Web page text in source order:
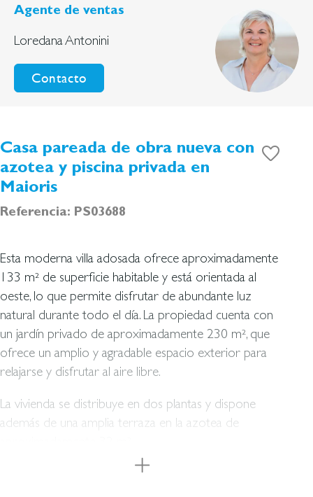
Agente de ventas
Loredana Antonini
Contacto
Casa pareada de obra nueva con
azotea y piscina privada en
Maioris
Referencia: PS03688
Esta moderna villa adosada ofrece aproximadamente
133 m² de superficie habitable y está orientada al
oeste, lo que permite disfrutar de abundante luz
natural durante todo el día. La propiedad cuenta con
un jardín privado de aproximadamente 230 m², que
ofrece un amplio y agradable espacio exterior para
relajarse y disfrutar al aire libre.
La vivienda se distribuye en dos plantas y dispone
además de una amplia terraza en la azotea de
En la planta baja se encuentra una moderna cocina, una